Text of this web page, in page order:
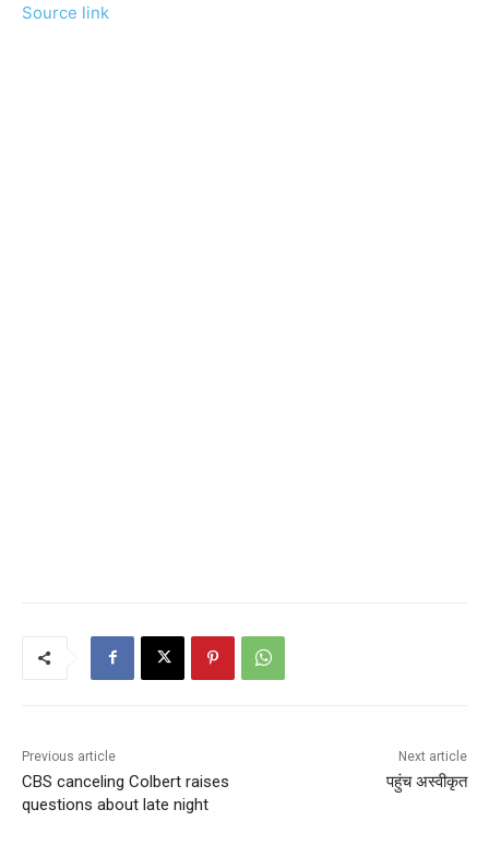
Source link
Previous article
CBS canceling Colbert raises
questions about late night
Next article
पहुंच अस्वीकृत